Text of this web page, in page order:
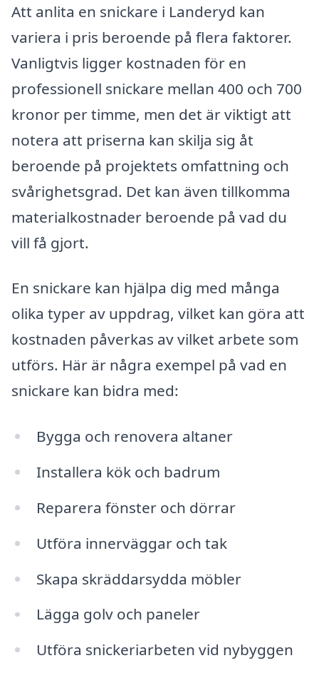
Att anlita en snickare i Landeryd kan
variera i pris beroende på flera faktorer.
Vanligtvis ligger kostnaden för en
professionell snickare mellan 400 och 700
kronor per timme, men det är viktigt att
notera att priserna kan skilja sig åt
beroende på projektets omfattning och
svårighetsgrad. Det kan även tillkomma
materialkostnader beroende på vad du
vill få gjort.
En snickare kan hjälpa dig med många
olika typer av uppdrag, vilket kan göra att
kostnaden påverkas av vilket arbete som
utförs. Här är några exempel på vad en
snickare kan bidra med:
Bygga och renovera altaner
Installera kök och badrum
Reparera fönster och dörrar
Utföra innerväggar och tak
Skapa skräddarsydda möbler
Lägga golv och paneler
Utföra snickeriarbeten vid nybyggen